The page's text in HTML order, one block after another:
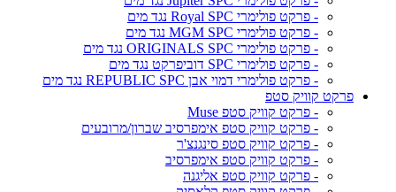
- פרקט פולימרי Royal SPC נגד מים
- פרקט פולימרי MGM SPC נגד מים
- פרקט פולימרי ORIGINALS SPC נגד מים
- פרקט פולימרי SPC דוביפרקט נגד מים
- פרקט פולימרי דמוי אבן REPUBLIC SPC נגד מים
פרקט קוויק סטפ
- פרקט קוויק סטפ Muse
- פרקט קוויק סטפ אימפרסיב שברון/מרובעים
- פרקט קוויק סטפ סינגנצ'ר
- פרקט קוויק סטפ אימפרסיב
- פרקט קוויק סטפ אליגנה